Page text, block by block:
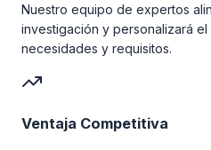
Nuestro equipo de expertos
investigación y personalizará
necesidades y requisitos.
Ventaja Competitiva